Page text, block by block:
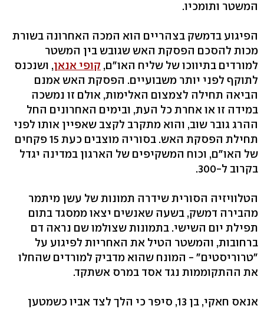
המשטר ותומכיו.
הפיגוע בדמשק בצהריים הוא המכה האחרונה בשורת
מכות להסכם הפסקת האש שגובש בין המשטר
למורדים בתיווכו של שליח האו"ם, קופי אנאן, ושנכנס
לתוקף לפני יותר משבועיים. הפסקת האש אמנם
הביאה תחילה לצמצום האלימות, אולם זו נמשכה
במידה זו או אחרת כל העת, ובימים האחרונים החל
ההרג גובר שוב, והוא מתקרב לקצב שאפיין אותו לפני
תחילת הפסקת האש. בסוריה מוצבים כעת 15 פקחים
של האו"ם, וכוח המשקיפים של הארגון במדינה יגדל
בקרוב ל-300.
הטלוויזיה הסורית שידרה תמונות של עשן מיתמר
מהבירה דמשק, בשעה שאנשים יצאו ממסגד בתום
תפילת יום השישי. בתמונות שצולמו שם נראה דם
ברחובות, והמשטר הטיל את האחריות לפיגוע על
"טרוריסטים" - המונח שהוא מדביק למורדים שהחלו
את ההתקוממות נגד אסד במרס אשתקד.
אנאס חאקי, בן 13, סיפר כי הלך לצד אביו כשמטען